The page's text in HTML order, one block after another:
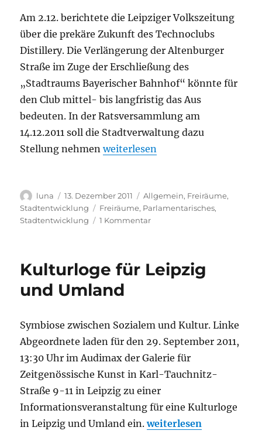
Am 2.12. berichtete die Leipziger Volkszeitung
über die prekäre Zukunft des Technoclubs
Distillery. Die Verlängerung der Altenburger
Straße im Zuge der Erschließung des
„Stadtraums Bayerischer Bahnhof“ könnte für
den Club mittel- bis langfristig das Aus
bedeuten. In der Ratsversammlung am
14.12.2011 soll die Stadtverwaltung dazu
Stellung nehmen„Anfrage zur Zukunft des
weiterlesen
Autor
luna
Veröffentlicht
am
13. Dezember 2011 Kategorien
Allgemein, Freiräume,
Stadtentwicklung
Schlagwörter
Freiräume, Parlamentarisches,
Stadtentwicklung
1 Kommentarzu
des
Elektro-
Standort
Kurt-
Eisner-
Kulturloge für Leipzig
und Umland
Symbiose zwischen Sozialem und Kultur. Linke
Abgeordnete laden für den 29. September 2011,
13:30 Uhr im Audimax der Galerie für
Zeitgenössische Kunst in Karl-Tauchnitz-
Straße 9-11 in Leipzig zu einer
Informationsveranstaltung für eine Kulturloge
in Leipzig und Umland ein.„Kulturloge für Leipzig
weiterlesen